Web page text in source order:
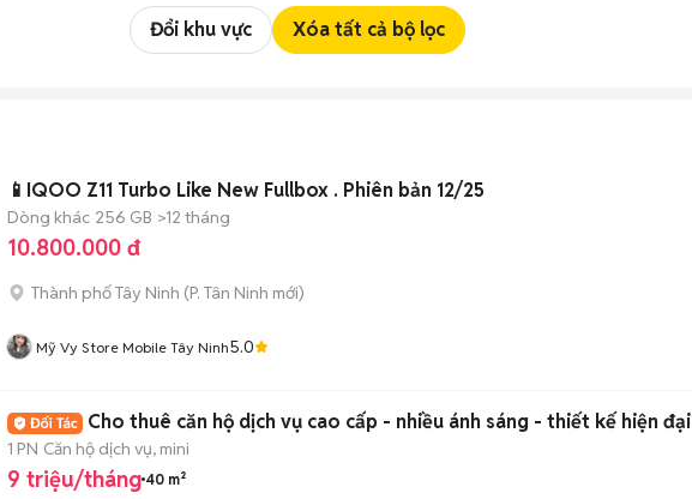
Đổi khu vực Xóa tất cả bộ lọc
📱IQOO Z11 Turbo Like New Fullbox . Phiên bản 12/25
Dòng khác 256 GB >12 tháng
10.800.000 đ
Thành phố Tây Ninh (P. Tân Ninh mới)
Mỹ Vy Store Mobile Tây Ninh5.0
Cho thuê căn hộ dịch vụ cao cấp - nhiều ánh sáng - thiết kế hiện đại
1 PN Căn hộ dịch vụ, mini
9 triệu/tháng 40 m²